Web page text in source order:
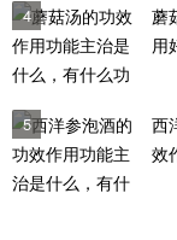
4
蘑
用
5
西
效